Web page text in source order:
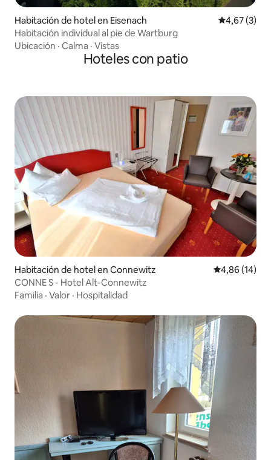
Habitación de hotel en Eisenach Calificación
4,67 (3)
Habitación individual al pie de Wartburg
Ubicación · Calma · Vistas
Hoteles con patio
Habitación de hotel en Connewitz Calificación
4,86 (14)
CONNE S - Hotel Alt-Connewitz
Familia · Valor · Hospitalidad